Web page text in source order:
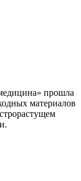
прошла
материалов